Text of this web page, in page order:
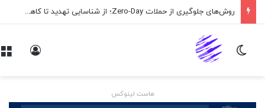
روش‌های جلوگیری از حملات Zero-Day؛ از شناسایی تهدید تا کاهش ریسک
تغییر پوسته
هاست لینوکس